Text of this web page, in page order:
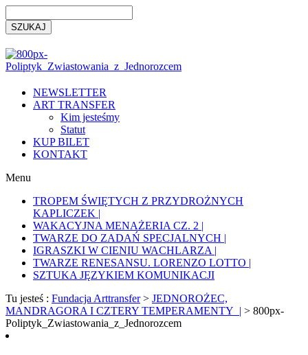
NEWSLETTER
ART TRANSFER
Kim jesteśmy
Statut
KUP BILET
KONTAKT
Menu
TROPEM ŚWIĘTYCH Z PRZYDROŻNYCH
KAPLICZEK |
WAKACYJNA MENAŻERIA CZ. 2 |
TWARZE DO ZADAŃ SPECJALNYCH |
IGRASZKI W CIENIU WACHLARZA |
TWARZE RENESANSU. LORENZO LOTTO |
SZTUKA JĘZYKIEM KOMUNIKACJI
Tu jesteś : Fundacja Arttransfer> JEDNOROŻEC,
MANDRAGORA I CZTERY TEMPERAMENTY | > 800px-
Poliptyk_Zwiastowania_z_Jednorozcem